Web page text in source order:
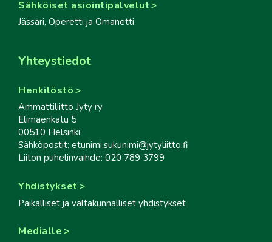
Sähköiset asiointipalvelut
Jässäri, Operetti ja Omanetti
Yhteystiedot
Henkilöstö
Ammattiliitto Jyty ry
Elimäenkatu 5
00510 Helsinki
Sähköpostit: etunimi.sukunimi@jytyliitto.fi
Liiton puhelinvaihde: 020 789 3799
Yhdistykset
Paikalliset ja valtakunnalliset yhdistykset
Medialle